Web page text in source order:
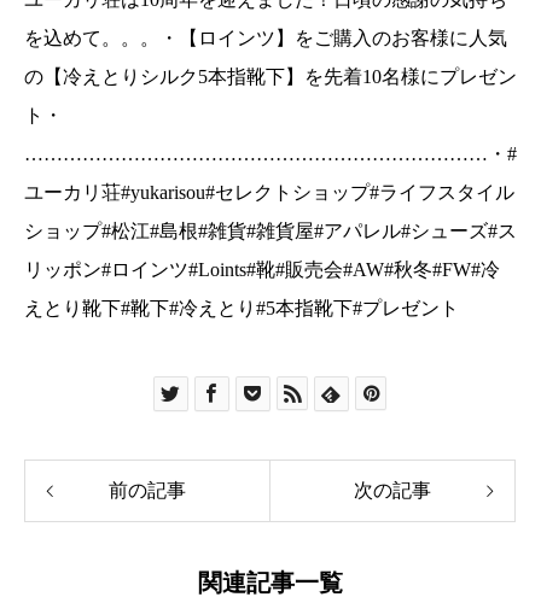
前の記事 次の記事
関連記事一覧